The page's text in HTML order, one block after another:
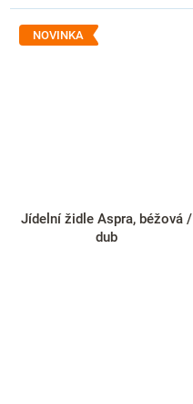
NOVINKA
Jídelní židle Aspra, béžová /
dub